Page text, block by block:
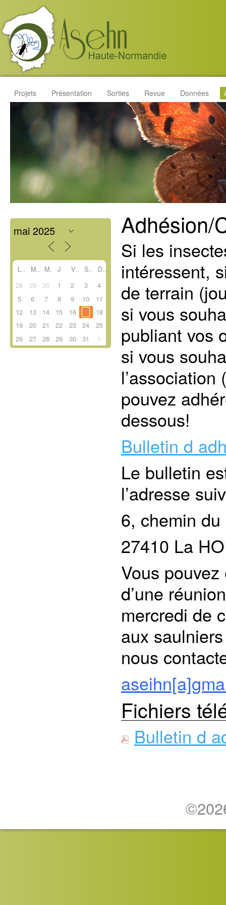
Projets Présentation Sorties Revue Données
L M M J V S D
28 29 30 1 2 3
4
5
6 7 8 9 10
11
12
13 14 15 16 17
18
19
20 21 22 23 24
25
26
27 28 29 30 31 1
Adhésion/
Si les
intéressent,
de terrain
si vous
publiant vos
si vous
pouvez
dessous!
Bulletin d
Le bulletin
l’adresse
6, chemin
27410 La
Vous
d’une
mercredi de
aux
nous
Fichiers
Bulletin d